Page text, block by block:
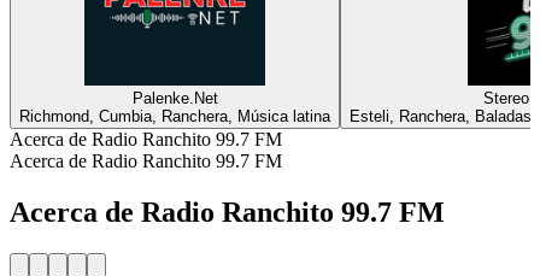
Palenke.Net
Richmond, Cumbia, Ranchera, Música latina
Stereo
Esteli, Ranchera,
Acerca de Radio Ranchito 99.7 FM
Acerca de Radio Ranchito 99.7 FM
Acerca de Radio Ranchito 99.7 FM